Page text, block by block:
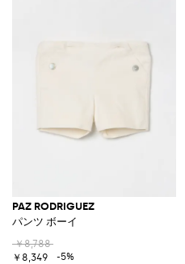
PAZ RODRIGUEZ
パンツ ボーイ
￥8,788
￥8,349
-5%